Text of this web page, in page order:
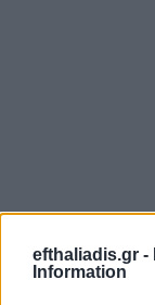
efthaliadis.gr -
Information